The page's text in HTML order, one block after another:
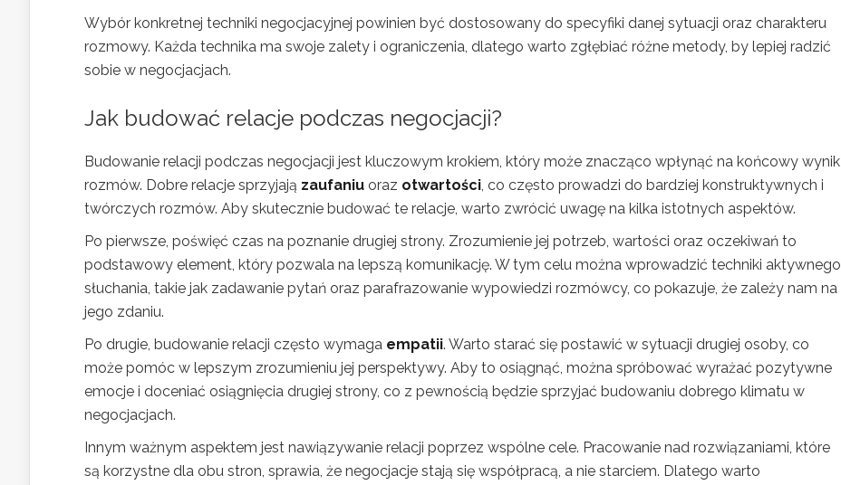
Wybór konkretnej techniki negocjacyjnej powinien być dostosowany do specyfiki danej sytuacji oraz charakteru
rozmowy. Każda technika ma swoje zalety i ograniczenia, dlatego warto zgłębiać różne metody, by lepiej radzić
sobie w negocjacjach.
Jak budować relacje podczas negocjacji?
Budowanie relacji podczas negocjacji jest kluczowym krokiem, który może znacząco wpłynąć na końcowy wynik
rozmów. Dobre relacje sprzyjają zaufaniu oraz otwartości, co często prowadzi do bardziej konstruktywnych i
twórczych rozmów. Aby skutecznie budować te relacje, warto zwrócić uwagę na kilka istotnych aspektów.
Po pierwsze, poświęć czas na poznanie drugiej strony. Zrozumienie jej potrzeb, wartości oraz oczekiwań to
podstawowy element, który pozwala na lepszą komunikację. W tym celu można wprowadzić techniki aktywnego
słuchania, takie jak zadawanie pytań oraz parafrazowanie wypowiedzi rozmówcy, co pokazuje, że zależy nam na
jego zdaniu.
Po drugie, budowanie relacji często wymaga empatii. Warto starać się postawić w sytuacji drugiej osoby, co
może pomóc w lepszym zrozumieniu jej perspektywy. Aby to osiągnąć, można spróbować wyrażać pozytywne
emocje i doceniać osiągnięcia drugiej strony, co z pewnością będzie sprzyjać budowaniu dobrego klimatu w
negocjacjach.
Innym ważnym aspektem jest nawiązywanie relacji poprzez wspólne cele. Pracowanie nad rozwiązaniami, które
są korzystne dla obu stron, sprawia, że negocjacje stają się współpracą, a nie starciem. Dlatego warto